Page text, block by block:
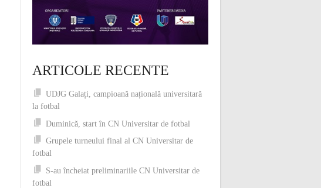
ARTICOLE RECENTE
UDJG Galați, campioană națională universitară
la fotbal
Duminică, start în CN Universitar de fotbal
Grupele turneului final al CN Universitar de
fotbal
S-au încheiat preliminariile CN Universitar de
fotbal